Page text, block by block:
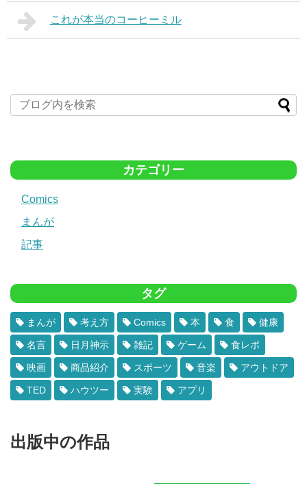
これが本当のコーヒーミル
カテゴリー
Comics
まんが
記事
タグ
まんが 考え方 Comics 本 食 健康
名言 日月神示 雑記 ゲーム 食レポ
映画 商品紹介 スポーツ 音楽 アウトドア
TED ハウツー 実験 アプリ
出版中の作品